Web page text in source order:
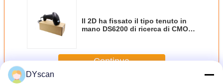
Il 2D ha fissato il tipo tenuto in
mano DS6200 di ricerca di CMOS
Continua
DYscan